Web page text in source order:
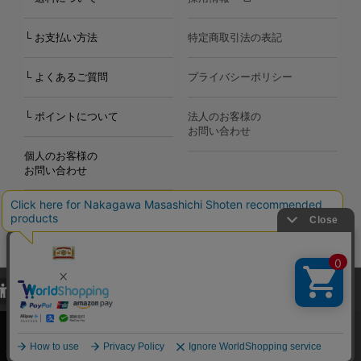
└ お支払い方法
└ よくあるご質問
└ ポイントについて
個人のお客様の
お問い合わせ
特定商取引法の表記
プライバシーポリシー
法人のお客様の
お問い合わせ
Copyright©2000-2026
Nakagawa Masashichi Shoten All Rights Reserved.
当サイトでは、当サイト内における閲覧履歴・属性情報などの取得およ
び利便性向上のためにクッキー（Cookie）を使用いたします。詳細に
関しては「プライバシーポリシー
承諾する